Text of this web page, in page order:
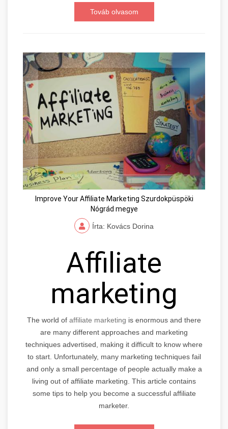
Továb olvasom
Improve Your Affiliate Marketing Szurdokpüspöki
Nógrád megye
Írta: Kovács Dorina
Affiliate
marketing
The world of affiliate marketing is enormous and there
are many different approaches and marketing
techniques advertised, making it difficult to know where
to start. Unfortunately, many marketing techniques fail
and only a small percentage of people actually make a
living out of affiliate marketing. This article contains
some tips to help you become a successful affiliate
marketer.